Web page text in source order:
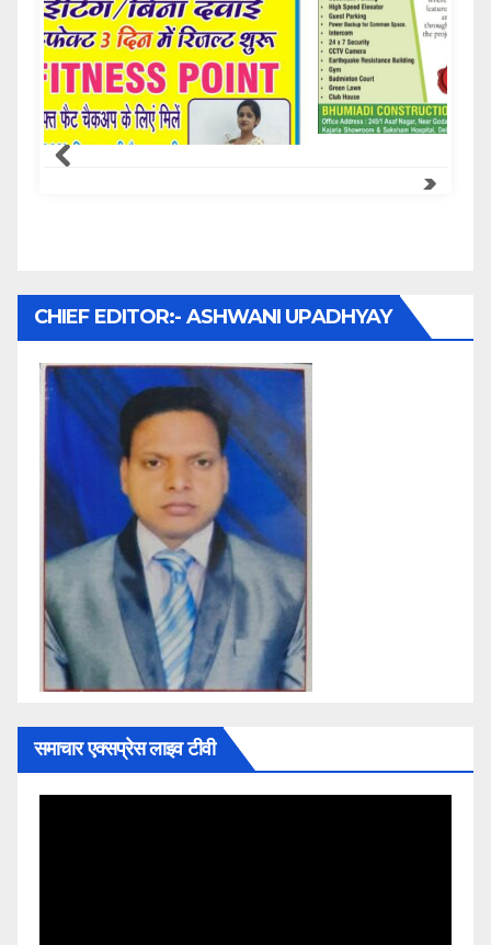
Samachar Express
CHIEF EDITOR:- ASHWANI UPADHYAY
समाचार एक्सप्रेस लाइव टीवी